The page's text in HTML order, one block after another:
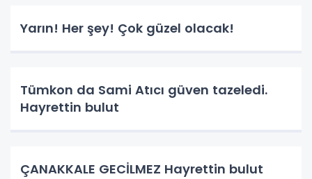
Yarın! Her şey! Çok güzel olacak!
Tümkon da Sami Atıcı güven tazeledi.
Hayrettin bulut
ÇANAKKALE GECİLMEZ Hayrettin bulut